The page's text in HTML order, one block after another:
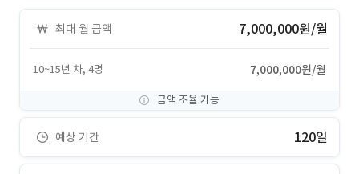
최대 월 금액 7,000,000원/월
10~15년 차, 4명 7,000,000원/월
금액 조율 가능
예상 기간 120일